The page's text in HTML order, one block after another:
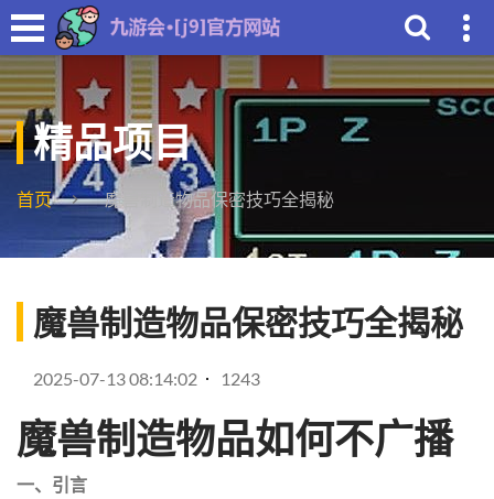
精品项目
首页 魔兽制造物品保密技巧全揭秘
魔兽制造物品保密技巧全揭秘
2025-07-13 08:14:02 1243
魔兽制造物品如何不广播
一、引言